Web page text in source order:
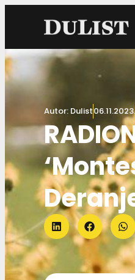
Autor: Dulist06.11.2023.